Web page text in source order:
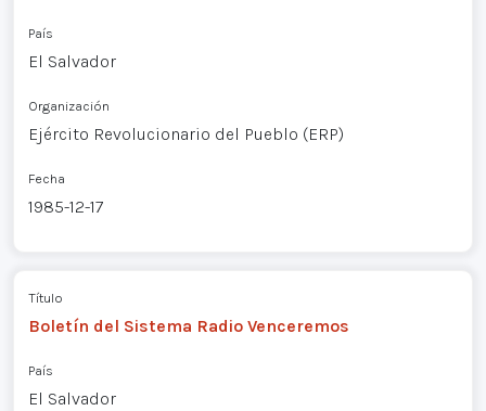
País
El Salvador
Organización
Ejército Revolucionario del Pueblo (ERP)
Fecha
1985-12-17
Título
Boletín del Sistema Radio Venceremos
País
El Salvador